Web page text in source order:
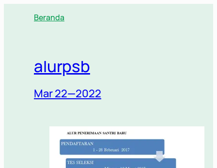
Beranda
alurpsb
Mar 22—2022